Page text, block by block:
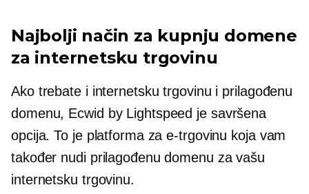
Najbolji način za kupnju domene
za internetsku trgovinu
Ako trebate i internetsku trgovinu i prilagođenu
domenu, Ecwid by Lightspeed je savršena
opcija. To je platforma za e-trgovinu koja vam
također nudi prilagođenu domenu za vašu
internetsku trgovinu.